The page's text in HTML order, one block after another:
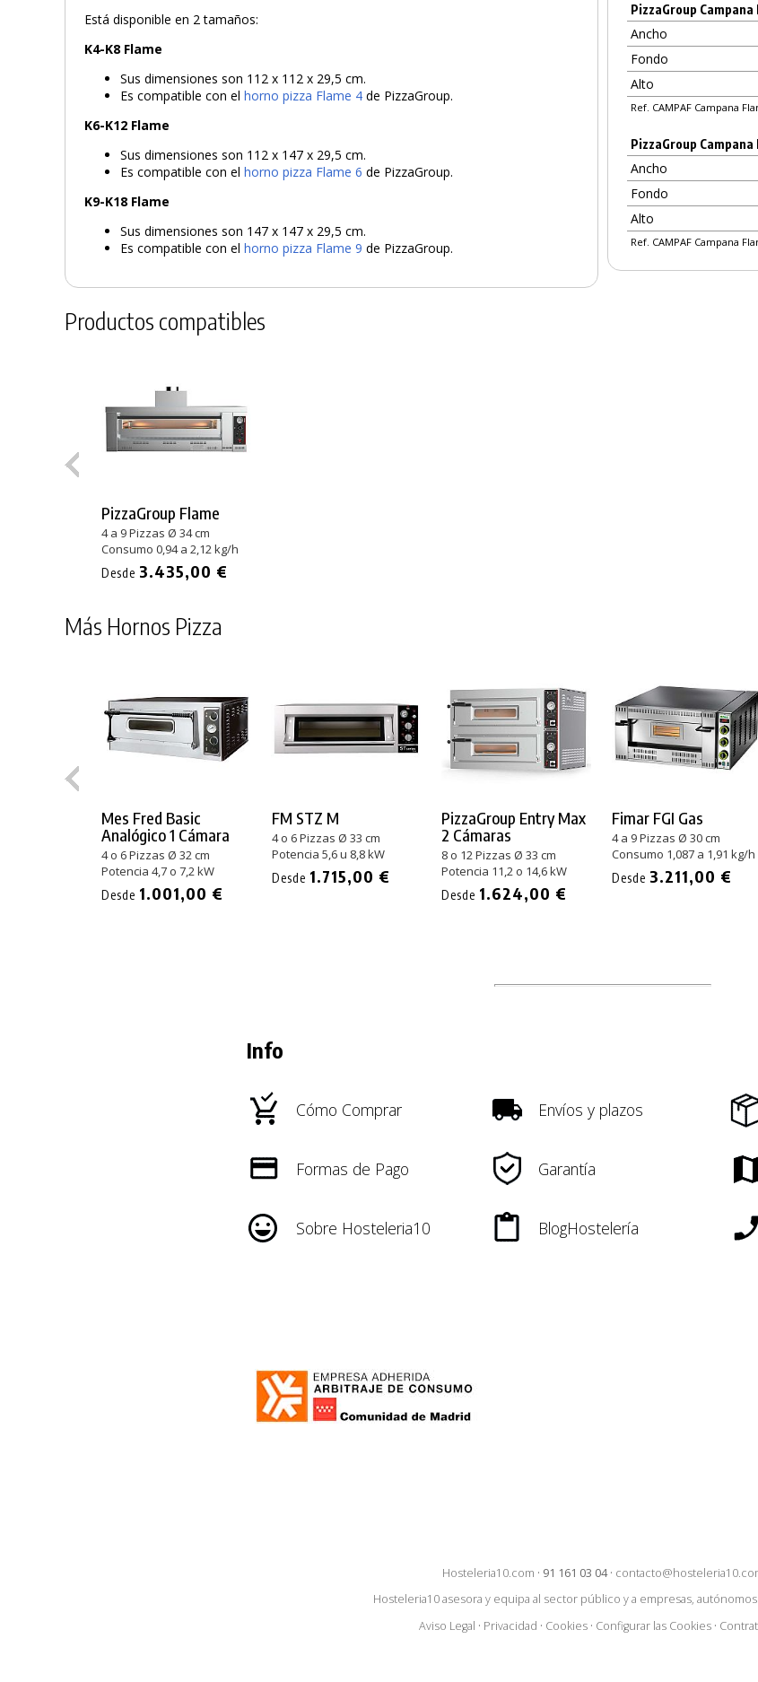
PRODUCTO AÑADIDO AL CARRITO
Está disponible en 2 tamaños:
K4-K8 Flame
Sus dimensiones son 112 x 112 x 29,5 cm.
Es compatible con elhorno pizza Flame 4 de PizzaGroup.
K6-K12 Flame
Sus dimensiones son 112 x 147 x 29,5 cm.
Es compatible con elhorno pizza Flame 6 de PizzaGroup.
K9-K18 Flame
Sus dimensiones son 147 x 147 x 29,5 cm.
Es compatible con elhorno pizza Flame 9 de PizzaGroup.
PizzaGroup
Ancho
Fondo
Alto
Ref. CAMPAF Campana
PizzaGroup
Ancho
Fondo
Alto
Ref. CAMPAF Campana
Productos compatibles
PizzaGroup Flame
4 a 9 Pizzas Ø 34 cm
Consumo 0,94 a 2,12 kg/h
Desde 3.435,00 €
Más Hornos Pizza
Mes Fred Basic
Analógico 1 Cámara
4 o 6 Pizzas Ø 32 cm
Potencia 4,7 o 7,2 kW
Desde 1.001,00 €
FM STZ M
4 o 6 Pizzas Ø 33 cm
Potencia 5,6 u 8,8 kW
Desde 1.715,00 €
PizzaGroup Entry Max
2 Cámaras
8 o 12 Pizzas Ø 33 cm
Potencia 11,2 o 14,6 kW
Desde 1.624,00 €
Fimar FGI Gas
4 a 9 Pizzas Ø 30 cm
Consumo 1,087 a 1,91 kg/h
Desde 3.211,00 €
Info
Cómo Comprar Envíos y plazos
Formas de Pago Garantía
Sobre Hosteleria10 BlogHostelería
Hosteleria10.com · 91 161 03 04·
Hosteleria10 asesora y equipa al sector público y a empresas,
Aviso Legal · Privacidad · Cookies · Configurar las Cookies ·